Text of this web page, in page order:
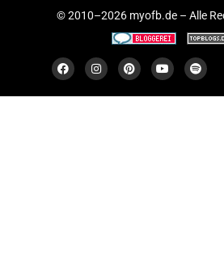
© 2010–2026 myofb.de – Alle